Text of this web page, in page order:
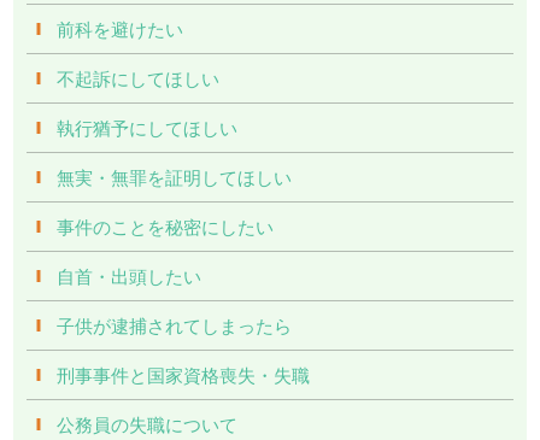
前科を避けたい
不起訴にしてほしい
執行猶予にしてほしい
無実・無罪を証明してほしい
事件のことを秘密にしたい
自首・出頭したい
子供が逮捕されてしまったら
刑事事件と国家資格喪失・失職
公務員の失職について